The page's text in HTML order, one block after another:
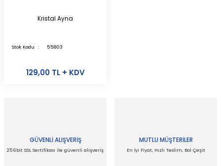
Kristal Ayna
Stok Kodu 55803
129,00 TL + KDV
GÜVENLİ ALIŞVERİŞ
256bit SSL Sertifikası ile güvenli alışveriş
MUTLU MÜŞTERİLER
En İyi Fiyat, Hızlı Teslim, Bol Çeşit